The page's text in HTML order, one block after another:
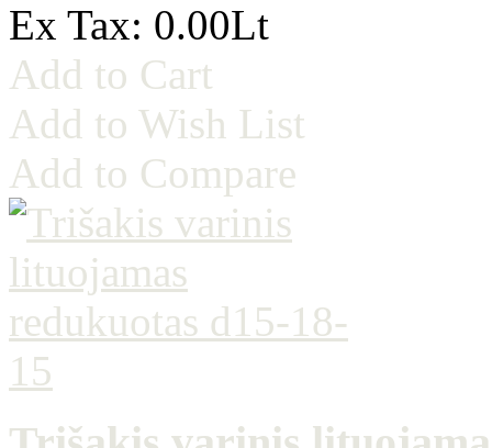
Ex Tax: 0.00Lt
Add to Cart
Add to Wish List
Add to Compare